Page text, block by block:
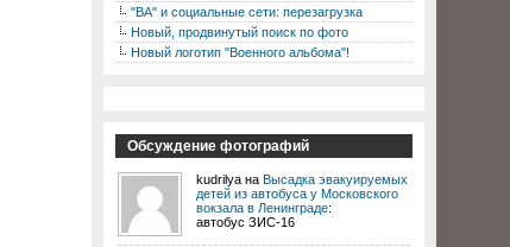
"ВА" и социальные сети: перезагрузка
Новый, продвинутый поиск по фото
Новый логотип "Военного альбома"!
Обсуждение фотографий
kudrilya на Высадка эвакуируемых
детей из автобуса у Московского
вокзала в Ленинграде:
автобус ЗИС-16